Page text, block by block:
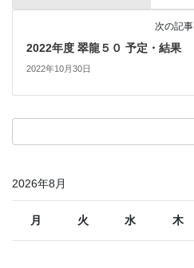
次の記事
2022年度 翠龍５０ 予定・結果
2022年10月30日
2026年8月
月 火 水 木